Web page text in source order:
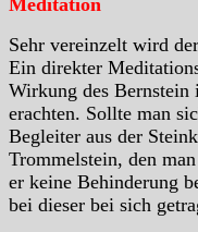
Meditation
Sehr vereinzelt wird
Ein direkter
Wirkung des Bernstein
erachten. Sollte man
Begleiter aus der
Trommelstein, den
er keine Behinderung
bei dieser bei sich